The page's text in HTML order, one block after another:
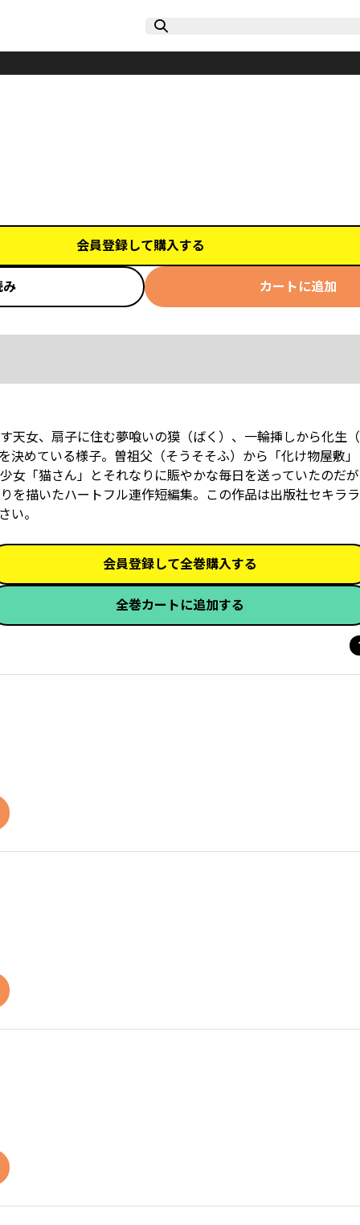
会員登録して購入する
み カートに追加
天女、扇子に住む夢喰いの獏（ばく）、一輪挿しから化生
決めている様子。曽祖父（そうそそふ）から「化け物屋敷
女「猫さん」とそれなりに賑やかな毎日を送っていたのだ
を描いたハートフル連作短編集。この作品は出版社セキラ
い。
会員登録して全巻購入する
全巻カートに追加する